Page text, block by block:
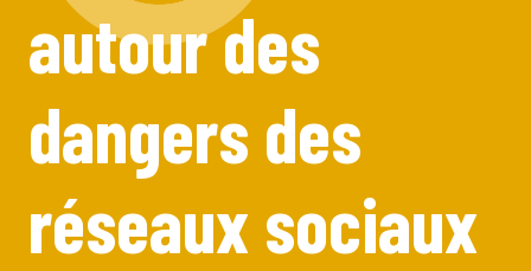
autour des
dangers des
réseaux sociaux